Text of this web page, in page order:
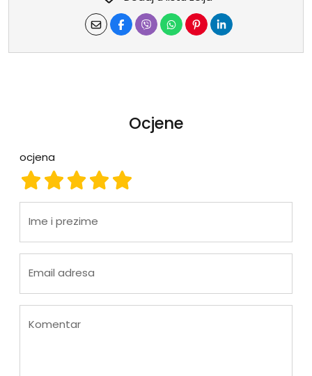
Ocjene
ocjena
ocjena 5
ocjena 4
ocjena 3
ocjena 2
ocjena 1
Ime i prezime
Email adresa
Komentar